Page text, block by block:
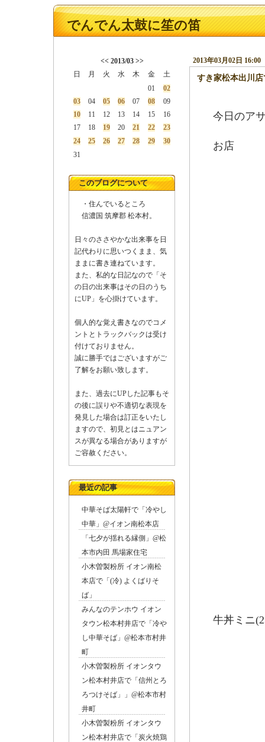
でんでん太鼓に笙の笛
<< 2013/03 >>
日
月 火 水 木 金
土
01
02
03
04 05 06 07 08
09
10
11 12 13 14 15
16
17
18 19 20 21 22
23
24
25 26 27 28 29
30
31
このブログについて
・住んでいるところ
信濃国 筑摩郡 松本村。
日々のささやかな出来事を日
記代わりに思いつくまま、気
ままに書き連ねています。
また、私的な日記なので「そ
の日の出来事はその日のうち
にUP」を心掛けています。
個人的な覚え書きなのでコメ
ントとトラックバックは受け
付けておりません。
誠に勝手ではございますがご
了解をお願い致します。
また、過去にUPした記事もそ
の後に誤りや不適切な表現を
発見した場合は訂正をいたし
ますので、初見とはニュアン
スが異なる場合がありますが
ご容赦ください。
最近の記事
中華そば太陽軒で「冷やし
中華」@イオン南松本店
「七夕が揺れる縁側」@松
本市内田 馬場家住宅
小木曽製粉所 イオン南松
本店で「(冷) よくばりそ
ば」
みんなのテンホウ イオン
タウン松本村井店で「冷や
し中華そば」@松本市村井
町
小木曽製粉所 イオンタウ
ン松本村井店で「信州とろ
ろつけそば」」@松本市村
井町
小木曽製粉所 イオンタウ
ン松本村井店で「炭火焼鶏
すき家松本出川
2013年03月02日 16:00
今日のア
お店
牛丼ミニ